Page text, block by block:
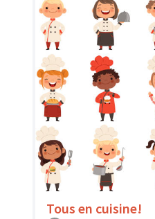
Tous en cuisine!